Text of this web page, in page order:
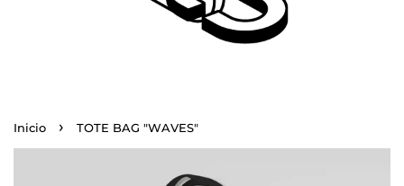
Inicio › TOTE BAG "WAVES"